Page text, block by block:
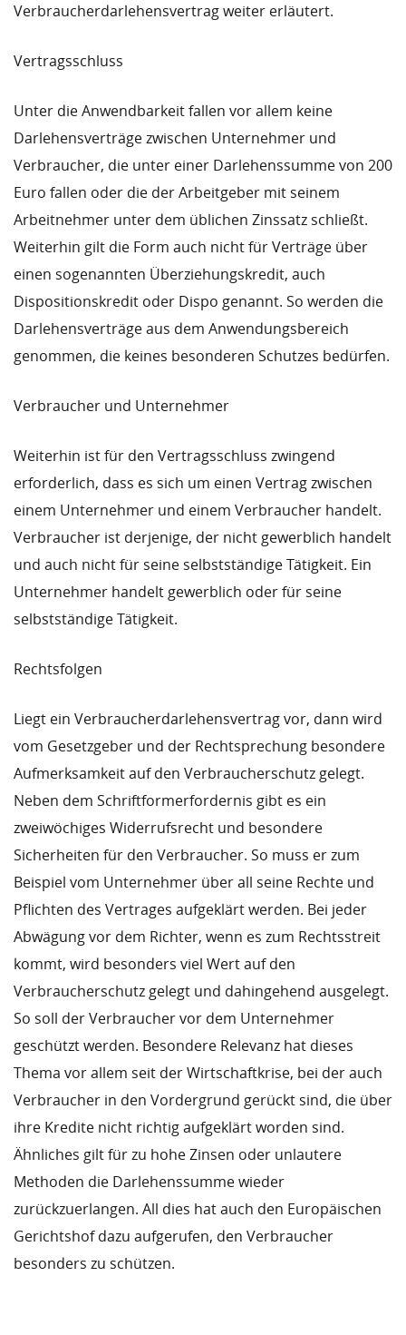
Verbraucherdarlehensvertrag weiter erläutert.
Vertragsschluss
Unter die Anwendbarkeit fallen vor allem keine
Darlehensverträge zwischen Unternehmer und
Verbraucher, die unter einer Darlehenssumme von 200
Euro fallen oder die der Arbeitgeber mit seinem
Arbeitnehmer unter dem üblichen Zinssatz schließt.
Weiterhin gilt die Form auch nicht für Verträge über
einen sogenannten Überziehungskredit, auch
Dispositionskredit oder Dispo genannt. So werden die
Darlehensverträge aus dem Anwendungsbereich
genommen, die keines besonderen Schutzes bedürfen.
Verbraucher und Unternehmer
Weiterhin ist für den Vertragsschluss zwingend
erforderlich, dass es sich um einen Vertrag zwischen
einem Unternehmer und einem Verbraucher handelt.
Verbraucher ist derjenige, der nicht gewerblich handelt
und auch nicht für seine selbstständige Tätigkeit. Ein
Unternehmer handelt gewerblich oder für seine
selbstständige Tätigkeit.
Rechtsfolgen
Liegt ein Verbraucherdarlehensvertrag vor, dann wird
vom Gesetzgeber und der Rechtsprechung besondere
Aufmerksamkeit auf den Verbraucherschutz gelegt.
Neben dem Schriftformerfordernis gibt es ein
zweiwöchiges Widerrufsrecht und besondere
Sicherheiten für den Verbraucher. So muss er zum
Beispiel vom Unternehmer über all seine Rechte und
Pflichten des Vertrages aufgeklärt werden. Bei jeder
Abwägung vor dem Richter, wenn es zum Rechtsstreit
kommt, wird besonders viel Wert auf den
Verbraucherschutz gelegt und dahingehend ausgelegt.
So soll der Verbraucher vor dem Unternehmer
geschützt werden. Besondere Relevanz hat dieses
Thema vor allem seit der Wirtschaftkrise, bei der auch
Verbraucher in den Vordergrund gerückt sind, die über
ihre Kredite nicht richtig aufgeklärt worden sind.
Ähnliches gilt für zu hohe Zinsen oder unlautere
Methoden die Darlehenssumme wieder
zurückzuerlangen. All dies hat auch den Europäischen
Gerichtshof dazu aufgerufen, den Verbraucher
besonders zu schützen.